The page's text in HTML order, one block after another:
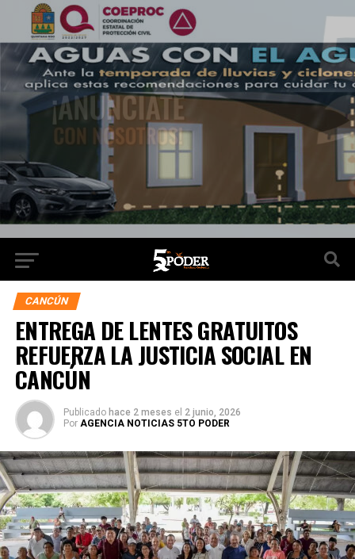
CANCÚN
ENTREGA DE LENTES GRATUITOS
REFUERZA LA JUSTICIA SOCIAL EN
CANCÚN
Publicado hace 2 meses el 2 junio, 2026
Por AGENCIA NOTICIAS 5TO PODER